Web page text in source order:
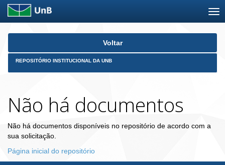
Skip
Voltar
REPOSITÓRIO INSTITUCIONAL DA UNB
Não há documentos
Não há documentos disponíveis no repositório de acordo com a
sua solicitação.
Página inicial do repositório